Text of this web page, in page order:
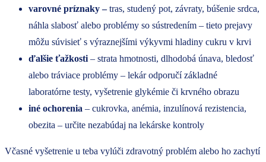
varovné príznaky –tras, studený pot, závraty, búšenie srdca,
náhla slabosť alebo problémy so sústredením – tieto prejavy
môžu súvisieť s výraznejšími výkyvmi hladiny cukru v krvi
ďalšie ťažkosti – strata hmotnosti, dlhodobá únava, bledosť
alebo tráviace problémy – lekár odporučí základné
laboratórne testy, vyšetrenie glykémie či krvného obrazu
iné ochorenia – cukrovka, anémia, inzulínová rezistencia,
obezita – určite nezabúdaj na lekárske kontroly
Včasné vyšetrenie u teba vylúči zdravotný problém alebo ho zachytí